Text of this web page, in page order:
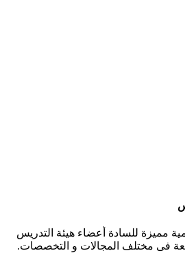
مميزة للسادة أعضاء هيئة التدريس
فى مختلف المجالات و التخصصات.